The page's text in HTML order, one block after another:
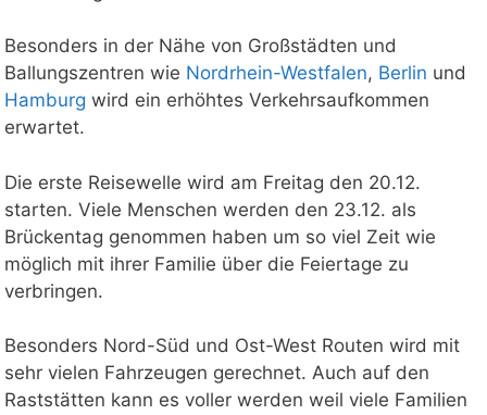
Besonders in der Nähe von Großstädten und
Ballungszentren wie Nordrhein-Westfalen, Berlin und
Hamburg wird ein erhöhtes Verkehrsaufkommen
erwartet.
Die erste Reisewelle wird am Freitag den 20.12.
starten. Viele Menschen werden den 23.12. als
Brückentag genommen haben um so viel Zeit wie
möglich mit ihrer Familie über die Feiertage zu
verbringen.
Besonders Nord-Süd und Ost-West Routen wird mit
sehr vielen Fahrzeugen gerechnet. Auch auf den
Raststätten kann es voller werden weil viele Familien